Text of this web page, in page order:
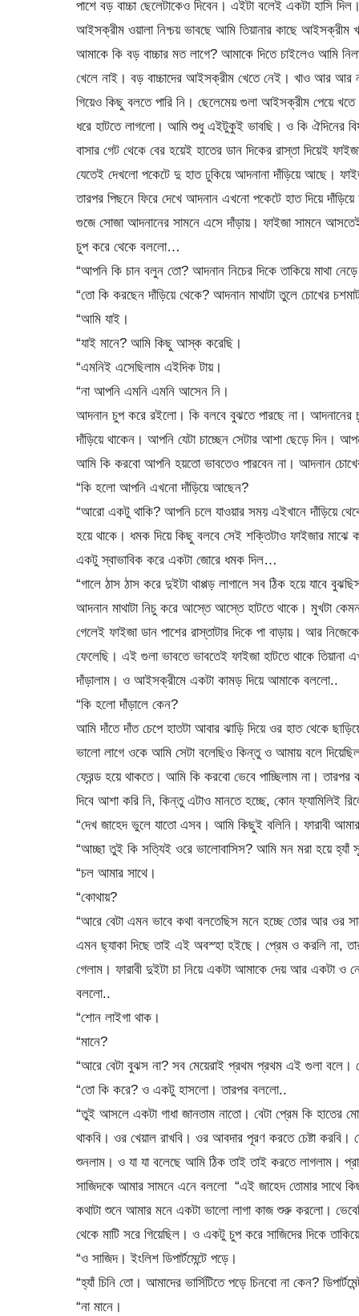
পাশে বড় বাচ্চা ছেলেটাকেও দিবেন। এইটা বলেই একটা হাসি
আইসক্রীম ওয়ালা নিশ্চয় ভাবছে আমি তিয়ানার কাছে আইসক্রীম
আমাকে কি বড় বাচ্চার মত লাগে? আমাকে দিতে চাইলেও আমি
খেলে নাই। বড় বাচ্চাদের আইসক্রীম খেতে নেই। খাও আর আর
গিয়েও কিছু বলতে পারি নি। ছেলেমেয় গুলা আইসক্রীম পেয়ে
ধরে হাটতে লাগলো। আমি শুধু এইটুকুই ভাবছি। ও কি ঐদিনের
বাসার গেট থেকে বের হয়েই হাতের ডান দিকের রাস্তা দিয়েই
যেতেই দেখলো পকেটে দু হাত ঢুকিয়ে আদনানা দাঁড়িয়ে আছে।
তারপর পিছনে ফিরে দেখে আদনান এখনো পকেটে হাত দিয়ে
গুজে সোজা আদনানের সামনে এসে দাঁড়ায়। ফাইজা সামনে
চুপ করে থেকে বললো…
“আপনি কি চান বলুন তো? আদনান নিচের দিকে তাকিয়ে মাথা
“তো কি করছেন দাঁড়িয়ে থেকে? আদনান মাথাটা তুলে চোখের
“আমি যাই।
“যাই মানে? আমি কিছু আস্ক করেছি।
“এমনিই এসেছিলাম এইদিক টায়।
“না আপনি এমনি এমনি আসেন নি।
আদনান চুপ করে রইলো। কি বলবে বুঝতে পারছে না। আদনানের
দাঁড়িয়ে থাকেন। আপনি যেটা চাচ্ছেন সেটার আশা ছেড়ে দিন।
আমি কি করবো আপনি হয়তো ভাবতেও পারবেন না। আদনান
“কি হলো আপনি এখনো দাঁড়িয়ে আছেন?
“আরো একটু থাকি? আপনি চলে যাওয়ার সময় এইখানে দাঁড়িয়ে
হয়ে থাকে। ধমক দিয়ে কিছু বলবে সেই শক্তিটাও ফাইজার মাঝে
একটু স্বাভাবিক করে একটা জোরে ধমক দিল…
“গালে ঠাস ঠাস করে দুইটা থাপ্পড় লাগালে সব ঠিক হয়ে যাবে
আদনান মাথাটা নিচু করে আস্তে আস্তে হাটতে থাকে। মুখটা
গেলেই ফাইজা ডান পাশের রাস্তাটার দিকে পা বাড়ায়। আর
ফেলেছি। এই গুলা ভাবতে ভাবতেই ফাইজা হাটতে থাকে
দাঁড়ালাম। ও আইসক্রীমে একটা কামড় দিয়ে আমাকে বললো..
“কি হলো দাঁড়ালে কেন?
আমি দাঁতে দাঁত চেপে হাতটা আবার ঝাড়ি দিয়ে ওর হাত থেকে
ভালো লাগে ওকে আমি সেটা বলেছিও কিন্তু ও আমায় বলে
ফ্রেন্ড হয়ে থাকতে। আমি কি করবো ভেবে পাচ্ছিলাম না।
দিবে আশা করি নি, কিন্তু এটাও মানতে হচ্ছে, কোন ফ্যামিলিই
“দেখ জাহেদ ভুলে যাতো এসব। আমি কিছুই বলিনি। ফারাবী
“আচ্ছা তুই কি সত্যিই ওরে ভালোবাসিস? আমি মন মরা হয়ে হ্যাঁ
“চল আমার সাথে।
“কোথায়?
“আরে বেটা এমন ভাবে কথা বলতেছিস মনে হচ্ছে তোর আর ওর
এমন ছ্যাকা দিছে তাই এই অবস্হা হইছে। প্রেম ও করলি না,
গেলাম। ফারাবী দুইটা চা নিয়ে একটা আমাকে দেয় আর একটা ও
বললো..
“শোন লাইগা থাক।
“মানে?
“আরে বেটা বুঝস না? সব মেয়েরাই প্রথম প্রথম এই গুলা বলে।
“তো কি করে? ও একটু হাসলো। তারপর বললো..
“তুই আসলে একটা গাধা জানতাম নাতো। বেটা প্রেম কি হাতের
থাকবি। ওর খেয়াল রাখবি। ওর আবদার পূরণ করতে চেষ্টা
শুনলাম। ও যা যা বলেছে আমি ঠিক তাই তাই করতে লাগলাম।
সাজিদকে আমার সামনে এনে বললো “এই জাহেদ তোমার সাথে
কথাটা শুনে আমার মনে একটা ভালো লাগা কাজ শুরু করলো।
থেকে মাটি সরে গিয়েছিল। ও একটু চুপ করে সাজিদের দিকে
“ও সাজিদ। ইংলিশ ডিপার্টমেন্টে পড়ে।
“হ্যাঁ চিনি তো। আমাদের ভার্সিটিতে পড়ে চিনবো না কেন?
“না মানে।